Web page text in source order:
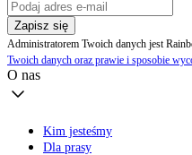
Zapisz się
Administratorem Twoich danych jest
Twoich danych oraz prawie i sposobie
O nas
Kim jesteśmy
Dla prasy